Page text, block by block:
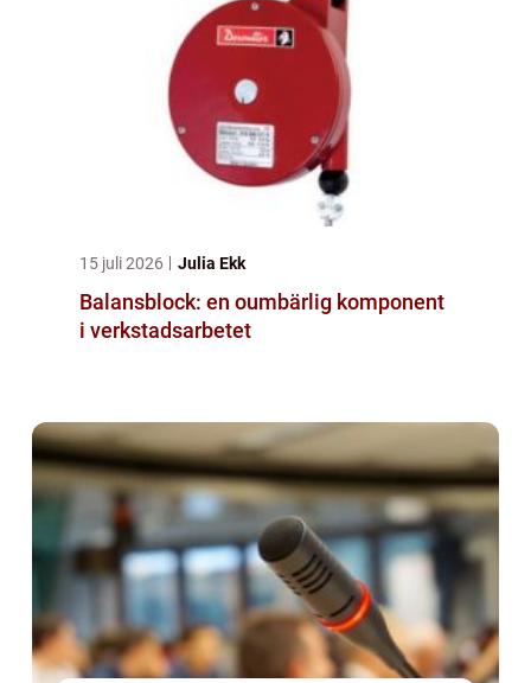
15 juli 2026 Julia Ekk
Balansblock: en oumbärlig komponent
i verkstadsarbetet